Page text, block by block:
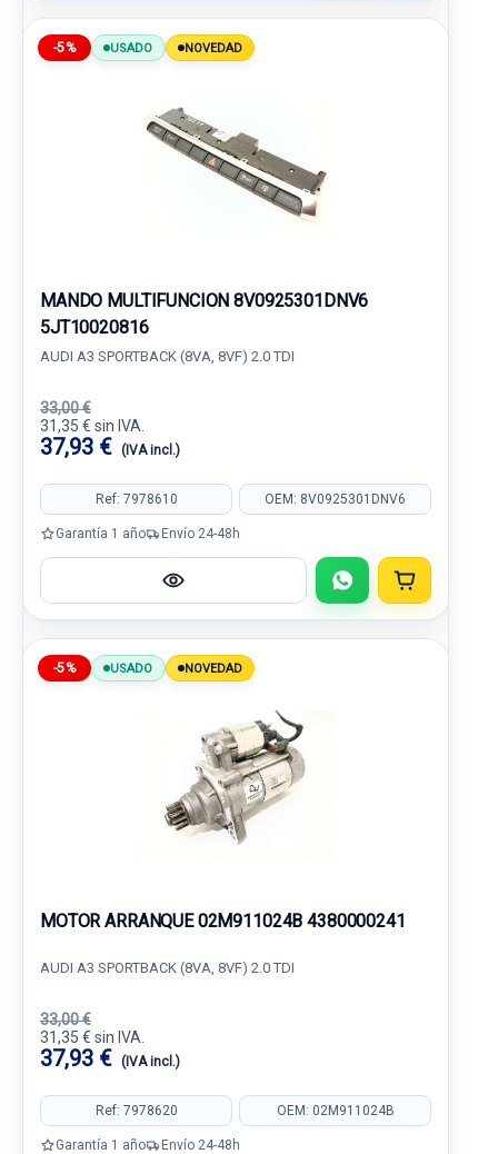
-5% USADO NOVEDAD
MANDO MULTIFUNCION 8V0925301DNV6
5JT10020816
AUDI A3 SPORTBACK (8VA, 8VF) 2.0 TDI
33,00 €
31,35 € sin IVA.
37,93 € (IVA incl.)
Ref: 7978610 OEM: 8V0925301DNV6
Garantía 1 año Envío 24-48h
-5% USADO NOVEDAD
MOTOR ARRANQUE 02M911024B 4380000241
AUDI A3 SPORTBACK (8VA, 8VF) 2.0 TDI
33,00 €
31,35 € sin IVA.
37,93 € (IVA incl.)
Ref: 7978620 OEM: 02M911024B
Garantía 1 año Envío 24-48h